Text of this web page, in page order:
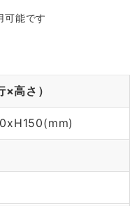
可能です
高さ）